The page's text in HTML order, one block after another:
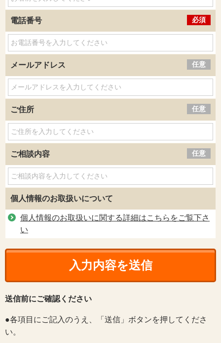
電話番号 必須
メールアドレス 任意
ご住所 任意
ご相談内容 任意
個人情報のお取扱いについて
個人情報のお取扱いに関する詳細はこちらをご覧下さ
い
送信前にご確認ください
●各項目にご記入のうえ、「送信」ボタンを押してくださ
い。